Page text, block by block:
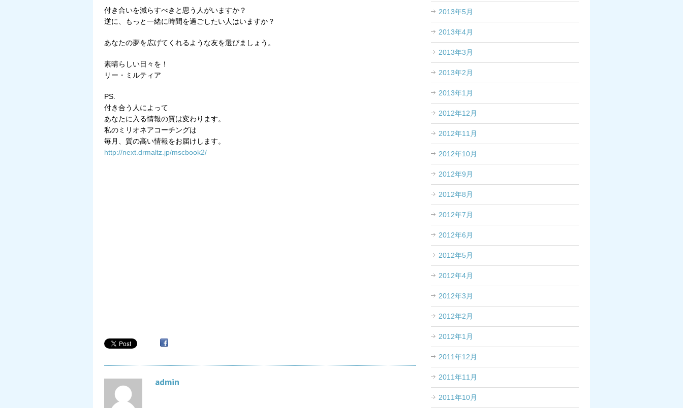
付き合いを減らすべきと思う人がいますか？
逆に、もっと一緒に時間を過ごしたい人はいますか？
あなたの夢を広げてくれるような友を選びましょう。
素晴らしい日々を！
リー・ミルティア
PS.
付き合う人によって
あなたに入る情報の質は変わります。
私のミリオネアコーチングは
毎月、質の高い情報をお届けします。
http://next.drmaltz.jp/mscbook2/
admin
2013年5月
2013年4月
2013年3月
2013年2月
2013年1月
2012年12月
2012年11月
2012年10月
2012年9月
2012年8月
2012年7月
2012年6月
2012年5月
2012年4月
2012年3月
2012年2月
2012年1月
2011年12月
2011年11月
2011年10月